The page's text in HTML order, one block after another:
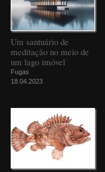
Um santuário de
meditação no meio de
um lago imóvel
Fugas
18.04.2023